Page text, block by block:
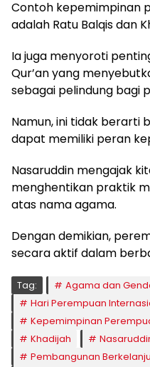
Contoh kepemimpinan
adalah Ratu Balqis dan
Ia juga menyoroti
Qur’an yang
sebagai pelindung bagi
Namun, ini tidak berarti
dapat memiliki peran
Nasaruddin mengajak
menghentikan praktik
atas nama agama.
Dengan demikian,
secara aktif dalam
Tag: Agama dan
Hari Perempuan
Kepemimpinan
Khadijah
Pembangunan